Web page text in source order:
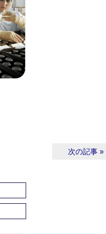
次の記事 »